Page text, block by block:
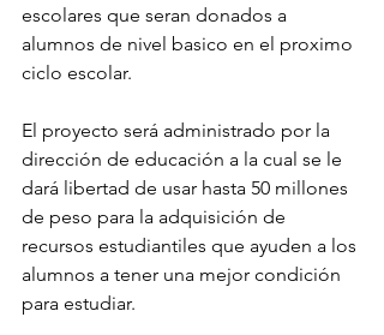
escolares que seran donados a
alumnos de nivel basico en el proximo
ciclo escolar.
El proyecto será administrado por la
dirección de educación a la cual se le
dará libertad de usar hasta 50 millones
de peso para la adquisición de
recursos estudiantiles que ayuden a los
alumnos a tener una mejor condición
para estudiar.